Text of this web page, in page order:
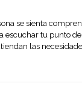
se sienta
escuchar tu punto
las